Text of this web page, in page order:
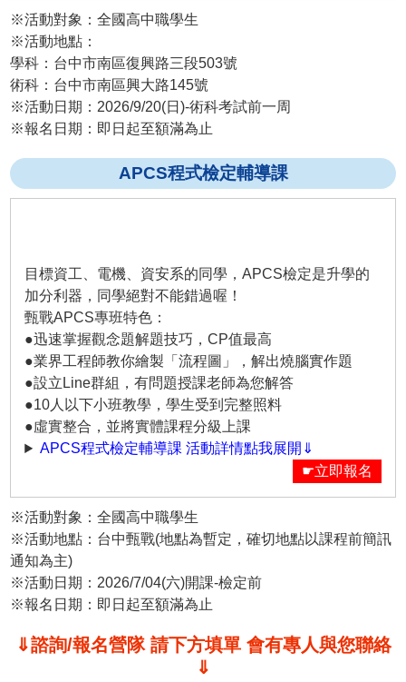
※活動對象：全國高中職學生
※活動地點：
學科：台中市南區復興路三段503號
術科：台中市南區興大路145號
※活動日期：2026/9/20(日)-術科考試前一周
※報名日期：即日起至額滿為止
APCS程式檢定輔導課
目標資工、電機、資安系的同學，APCS檢定是升學的
加分利器，同學絕對不能錯過喔！
甄戰APCS專班特色：
●迅速掌握觀念題解題技巧，CP值最高
●業界工程師教你繪製「流程圖」，解出燒腦實作題
●設立Line群組，有問題授課老師為您解答
●10人以下小班教學，學生受到完整照料
●虛實整合，並將實體課程分級上課
APCS程式檢定輔導課 活動詳情點我展開⇓
☛立即報名
※活動對象：全國高中職學生
※活動地點：台中甄戰(地點為暫定，確切地點以課程前簡訊
通知為主)
※活動日期：2026/7/04(六)開課-檢定前
※報名日期：即日起至額滿為止
⇓諮詢/報名營隊 請下方填單 會有專人與您聯絡
⇓